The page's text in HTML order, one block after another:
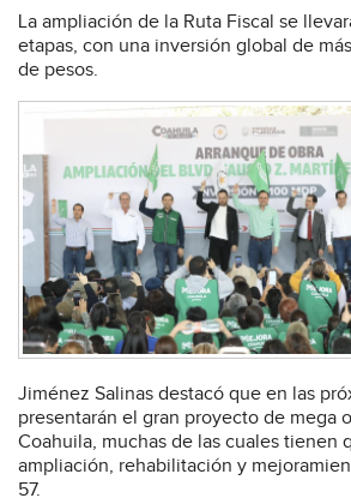
La ampliación de la Ruta Fiscal se
etapas, con una inversión global de
de pesos.
Jiménez Salinas destacó que en las
presentarán el gran proyecto de mega
Coahuila, muchas de las cuales tienen
ampliación, rehabilitación y
57.